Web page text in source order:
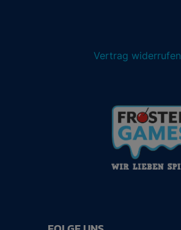
Vertrag widerrufen